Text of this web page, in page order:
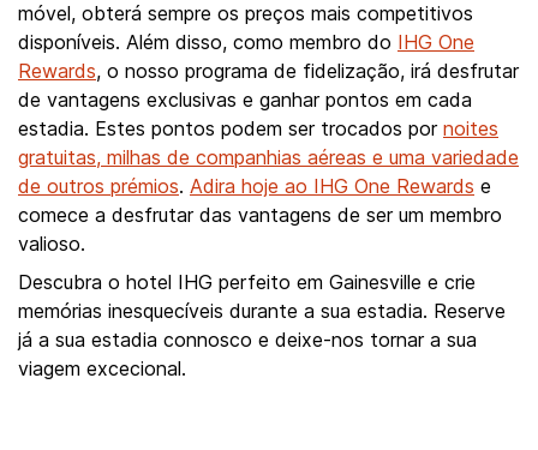
móvel, obterá sempre os preços mais competitivos
disponíveis. Além disso, como membro do IHG One
Rewards, o nosso programa de fidelização, irá desfrutar
de vantagens exclusivas e ganhar pontos em cada
estadia. Estes pontos podem ser trocados por noites
gratuitas, milhas de companhias aéreas e uma variedade
de outros prémios. Adira hoje ao IHG One Rewards e
comece a desfrutar das vantagens de ser um membro
valioso.
Descubra o hotel IHG perfeito em Gainesville e crie
memórias inesquecíveis durante a sua estadia. Reserve
já a sua estadia connosco e deixe-nos tornar a sua
viagem excecional.